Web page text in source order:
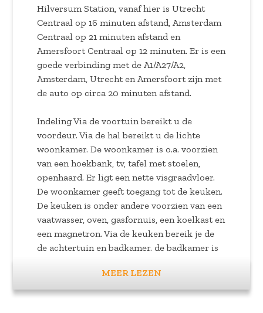
Hilversum Station, vanaf hier is Utrecht
Centraal op 16 minuten afstand, Amsterdam
Centraal op 21 minuten afstand en
Amersfoort Centraal op 12 minuten. Er is een
goede verbinding met de A1/A27/A2,
Amsterdam, Utrecht en Amersfoort zijn met
de auto op circa 20 minuten afstand.
Indeling Via de voortuin bereikt u de
voordeur. Via de hal bereikt u de lichte
woonkamer. De woonkamer is o.a. voorzien
van een hoekbank, tv, tafel met stoelen,
openhaard. Er ligt een nette visgraadvloer.
De woonkamer geeft toegang tot de keuken.
De keuken is onder andere voorzien van een
vaatwasser, oven, gasfornuis, een koelkast en
een magnetron. Via de keuken bereik je de
de achtertuin en badkamer. de badkamer is
wastafel en wasmachine en droger.
MEER LEZEN